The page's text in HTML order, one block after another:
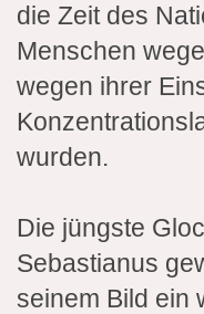
die Zeit des
Menschen
wegen ihrer
wurden.
Die jüngste
Sebastianus
seinem Bild ein